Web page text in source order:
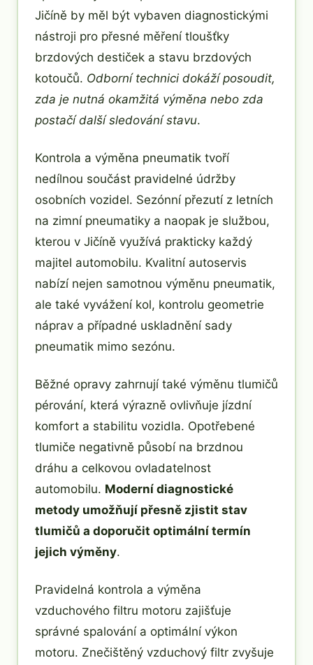
Jičíně by měl být vybaven diagnostickými
nástroji pro přesné měření tloušťky
brzdových destiček a stavu brzdových
kotoučů. Odborní technici dokáží posoudit,
zda je nutná okamžitá výměna nebo zda
postačí další sledování stavu.
Kontrola a výměna pneumatik tvoří
nedílnou součást pravidelné údržby
osobních vozidel. Sezónní přezutí z letních
na zimní pneumatiky a naopak je službou,
kterou v Jičíně využívá prakticky každý
majitel automobilu. Kvalitní autoservis
nabízí nejen samotnou výměnu pneumatik,
ale také vyvážení kol, kontrolu geometrie
náprav a případné uskladnění sady
pneumatik mimo sezónu.
Běžné opravy zahrnují také výměnu tlumičů
pérování, která výrazně ovlivňuje jízdní
komfort a stabilitu vozidla. Opotřebené
tlumiče negativně působí na brzdnou
dráhu a celkovou ovladatelnost
automobilu. Moderní diagnostické
metody umožňují přesně zjistit stav
tlumičů a doporučit optimální termín
jejich výměny.
Pravidelná kontrola a výměna
vzduchového filtru motoru zajišťuje
správné spalování a optimální výkon
motoru. Znečištěný vzduchový filtr zvyšuje